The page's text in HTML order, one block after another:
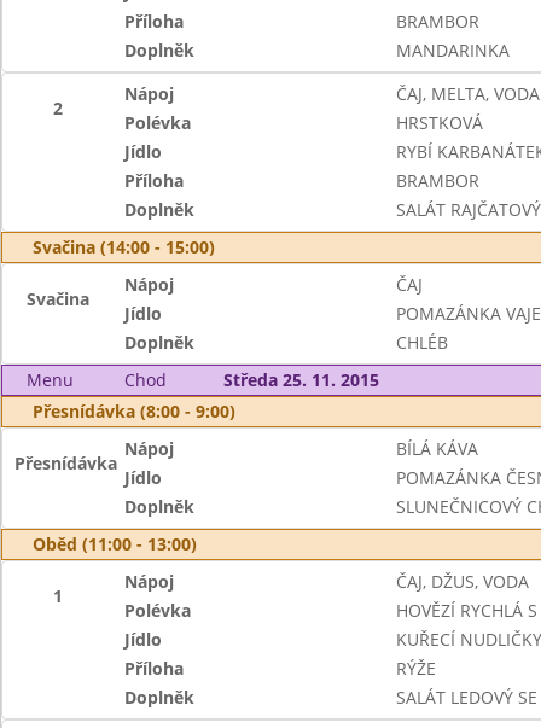
Příloha
BRAMBOR
Doplněk
MANDARINKA
2
Nápoj
ČAJ, MELTA, VODA
Polévka
HRSTKOVÁ
Jídlo
RYBÍ
Příloha
BRAMBOR
Doplněk
SALÁT
Svačina (14:00 - 15:00)
Svačina
Nápoj
ČAJ
Jídlo
POMAZÁNKA
Doplněk
CHLÉB
Menu
Chod
Středa 25. 11. 2015
Přesnídávka (8:00 - 9:00)
Přesnídávka
Nápoj
BÍLÁ KÁVA
Jídlo
POMAZÁNKA
Doplněk
SLUNEČNICOVÝ
Oběd (11:00 - 13:00)
1
Nápoj
ČAJ, DŽUS, VODA
Polévka
HOVĚZÍ RYCHLÁ S
Jídlo
KUŘECÍ
Příloha
RÝŽE
Doplněk
SALÁT LEDOVÝ